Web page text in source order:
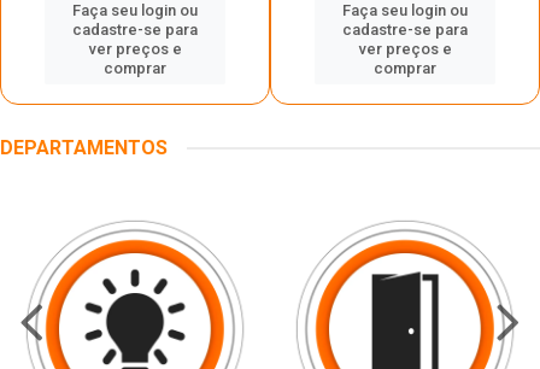
Faça seu login ou
cadastre-se para
ver preços e
comprar
Faça seu login ou
cadastre-se para
ver preços e
comprar
DEPARTAMENTOS